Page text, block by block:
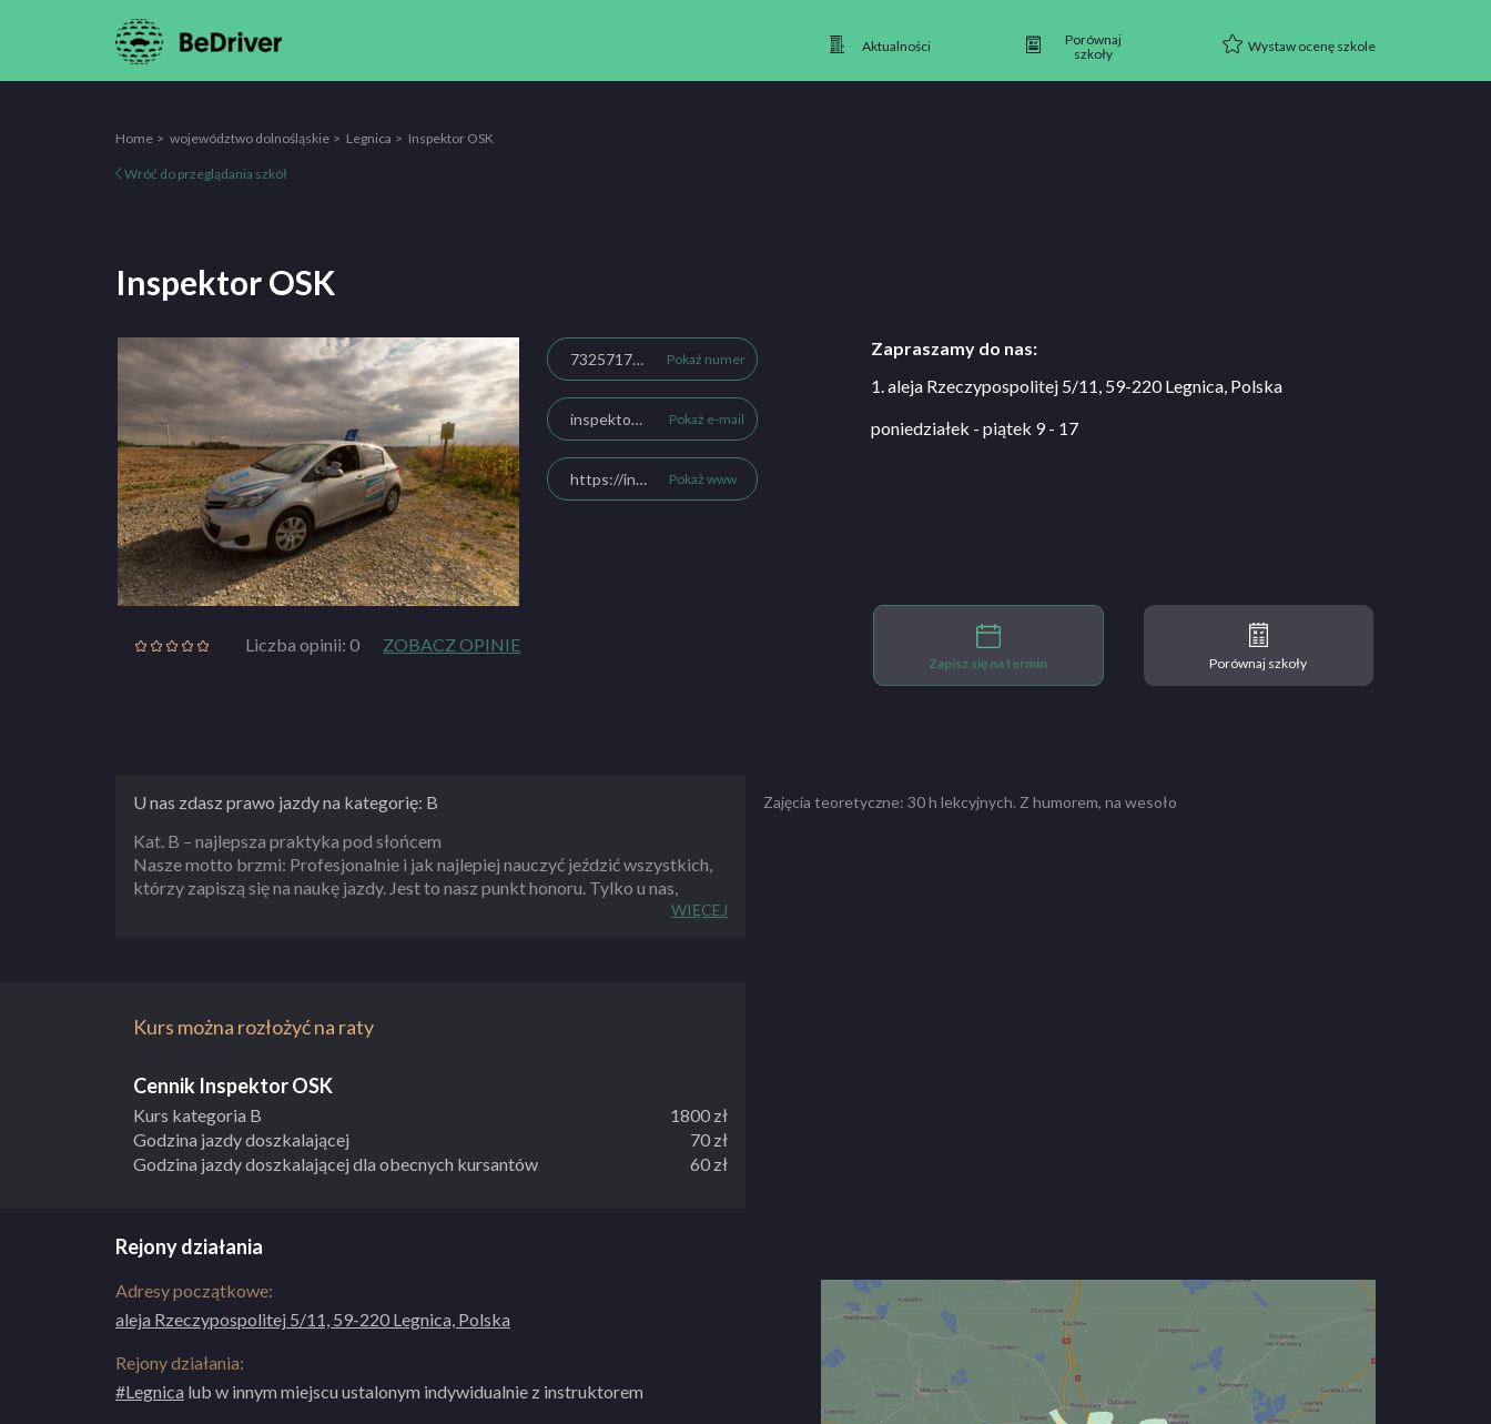
Aktualności
Porównaj
szkoły
Wystaw ocenę szkole
Home województwo dolnośląskie Legnica Inspektor OSK
Wróć do przeglądania szkół
Inspektor OSK
Liczba opinii: 0 ZOBACZ OPINIE
732571776 Pokaż numer
inspektorosk.naukajazdy@gmail.com Pokaż e-mail
https://inspektorosk.pl/ Pokaż www
Zapraszamy do nas:
1. aleja Rzeczypospolitej 5/11, 59-220 Legnica, Polska
poniedziałek - piątek 9 - 17
Zapisz się na termin Porównaj szkoły
U nas zdasz prawo jazdy na kategorię: B
Kat. B – najlepsza praktyka pod słońcem
Nasze motto brzmi: Profesjonalnie i jak najlepiej nauczyć jeździć wszystkich,
którzy zapiszą się na naukę jazdy. Jest to nasz punkt honoru. Tylko u nas,
WIĘCEJ
Zajęcia teoretyczne: 30 h lekcyjnych. Z humorem, na wesoło
Kurs można rozłożyć na raty
Cennik Inspektor OSK
Kurs kategoria B
1800 zł
Godzina jazdy doszkalającej
70 zł
Godzina jazdy doszkalającej dla obecnych kursantów
60 zł
Rejony działania
Adresy początkowe:
aleja Rzeczypospolitej 5/11, 59-220 Legnica, Polska
Rejony działania:
#Legnica lub w innym miejscu ustalonym indywidualnie z instruktorem